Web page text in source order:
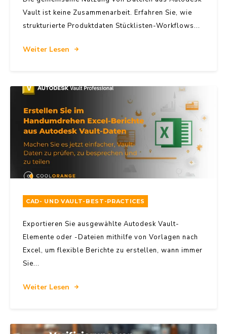
Vault ist keine Zusammenarbeit. Erfahren Sie, wie
strukturierte Produktdaten Stücklisten-Workflows...
Weiter Lesen
CAD- UND VAULT-BEST-PRACTICES
Exportieren Sie ausgewählte Autodesk Vault-
Elemente oder -Dateien mithilfe von Vorlagen nach
Excel, um flexible Berichte zu erstellen, wann immer
Sie...
Weiter Lesen